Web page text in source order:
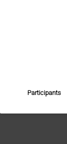
Participants